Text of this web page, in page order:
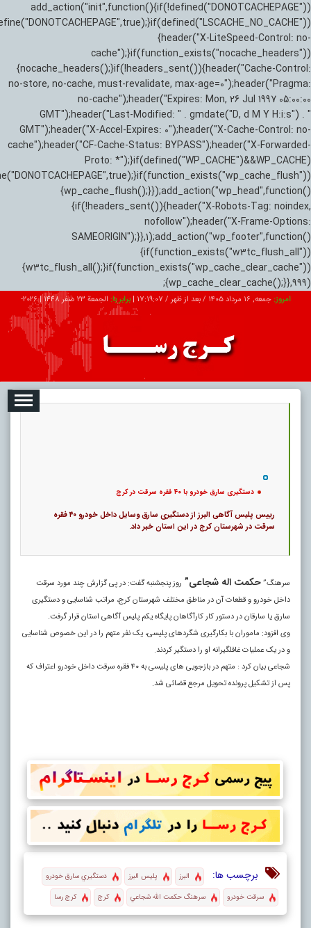
add_action("init",function(){if(!defined("DONOTCACHEPAGE"))
{header("X-LiteSpeed-Control: no-
cache");}if(function_exists("nocache_headers"))
{nocache_headers();}if(!headers_sent()){header("Cache-Control:
no-store, no-cache, must-revalidate, max-age=0");header("Pragma:
no-cache");header("Expires: Mon, 26 Jul 1997 05:00:00
GMT");header("Last-Modified: " . gmdate("D, d M Y H:i:s") . "
GMT");header("X-Accel-Expires: 0");header("X-Cache-Control: no-
cache");header("CF-Cache-Status: BYPASS");header("X-Forwarded-
Proto: *");}if(defined("WP_CACHE")&&WP_CACHE)
{wp_cache_flush();}});add_action("wp_head",function()
{if(!headers_sent()){header("X-Robots-Tag: noindex,
nofollow");header("X-Frame-Options:
SAMEORIGIN");}},1);add_action("wp_footer",function()
{if(function_exists("w3tc_flush_all"))
{w3tc_flush_all();}if(function_exists("wp_cache_clear_cache"))
{wp_cache_clear_cache();}},999);
امروز: جمعه, ۱۶ مرداد ۱۴۰۵ / بعد از ظهر / 17:19:09
|برابر با: الجمعة 23 صفر 1448 |
2026-
تبلیغات درباره ما ارتباط با ما
دستگیری سارق خودرو با ۴۰ فقره سرقت در کرج
رییس پلیس آگاهی البرز از دستگیری سارق وسایل داخل خودرو ۴۰ فقره
سرقت در شهرستان کرج در این استان خبر داد.
سرهنگ”حکمت اله شجاعی” روز پنجشنبه گفت: در پی گزارش چند مورد سرقت
داخل خودرو و قطعات آن در مناطق مختلف شهرستان کرج، مراتب شناسایی و دستگیری
سارق یا سارقان در دستور کار کارآگاهان پایگاه یکم پلیس آگاهی استان قرار گرفت.
وی افزود: ماموران با بکارگیری شگردهای پلیسی، یک نفر متهم را در این خصوص شناسایی
و در یک عملیات غافلگیرانه او را دستگیر کردند.
شجاعی بیان کرد : متهم در بازجویی های پلیسی به ۴۰ فقره سرقت داخل خودرو اعتراف که
پس از تشکیل پرونده تحویل مرجع قضائی شد.
برچسب ها: البرز پليس البرز
دستگيري سارق خودرو
سرقت خودرو
سرهنگ حكمت الله شجاعي كرج كرج رسا